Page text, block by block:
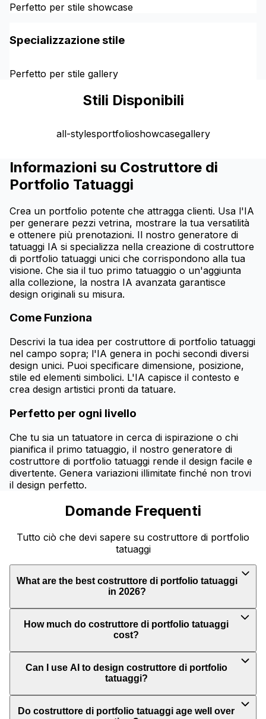
Perfetto per stile showcase
Specializzazione stile
Perfetto per stile gallery
Stili Disponibili
all-stylesportfolioshowcasegallery
Informazioni su Costruttore di
Portfolio Tatuaggi
Crea un portfolio potente che attragga clienti. Usa l'IA
per generare pezzi vetrina, mostrare la tua versatilità
e ottenere più prenotazioni. Il nostro generatore di
tatuaggi IA si specializza nella creazione di costruttore
di portfolio tatuaggi unici che corrispondono alla tua
visione. Che sia il tuo primo tatuaggio o un'aggiunta
alla collezione, la nostra IA avanzata garantisce
design originali su misura.
Come Funziona
Descrivi la tua idea per costruttore di portfolio tatuaggi
nel campo sopra; l'IA genera in pochi secondi diversi
design unici. Puoi specificare dimensione, posizione,
stile ed elementi simbolici. L'IA capisce il contesto e
crea design artistici pronti da tatuare.
Perfetto per ogni livello
Che tu sia un tatuatore in cerca di ispirazione o chi
pianifica il primo tatuaggio, il nostro generatore di
costruttore di portfolio tatuaggi rende il design facile e
divertente. Genera variazioni illimitate finché non trovi
il design perfetto.
Domande Frequenti
Tutto ciò che devi sapere su costruttore di portfolio
tatuaggi
What are the best costruttore di portfolio tatuaggi
in 2026?
How much do costruttore di portfolio tatuaggi
cost?
Can I use AI to design costruttore di portfolio
tatuaggi?
Do costruttore di portfolio tatuaggi age well over